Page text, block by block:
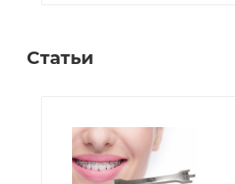
Статьи